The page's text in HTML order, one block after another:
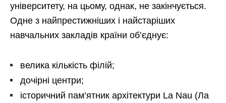
університету, на цьому, однак, не закінчується.
Одне з найпрестижніших і найстаріших
навчальних закладів країни об’єднує:
велика кількість філій;
дочірні центри;
історичний пам’ятник архітектури La Nau (Ла